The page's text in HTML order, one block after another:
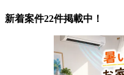
新着案件22件掲載中！